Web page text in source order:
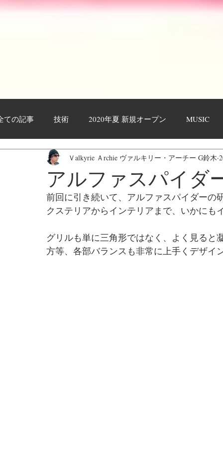
ての記事 技術 2020年夏 新規オープン MUSIC
作業工程・レポート 日々日記 お客様
アルファスパイ
Ｖalkyrie Ａrchie ヴァルキリー・アーチー G鈴木
前回に引き続いて、アルファスパイダーの
クステリアからインテリアまで、いかに
グリルも単に三角形ではなく、よく見る
方等、各部バランスも非常に上手くデザイ